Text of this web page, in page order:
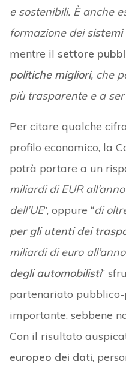
e sostenibili. È anche
formazione dei
mentre il settore
politiche migliori, che
più trasparente e a
Per citare qualche
profilo economico, la
potrà portare a un
miliardi di EUR all’anno
dell’UE”, oppure “di
per gli utenti dei
miliardi di euro
degli automobilisti”
partenariato
importante, sebbene
Con il risultato
europeo dei dati,